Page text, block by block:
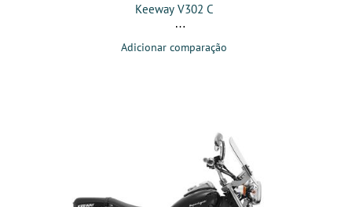
Keeway V302 C
Adicionar comparação